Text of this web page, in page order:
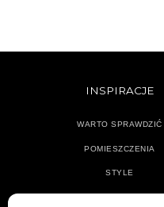
INSPIRACJE
WARTO SPRAWDZIĆ
POMIESZCZENIA
STYLE